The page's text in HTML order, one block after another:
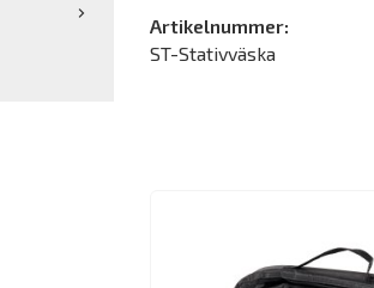
Artikelnummer:
ST-Stativväska